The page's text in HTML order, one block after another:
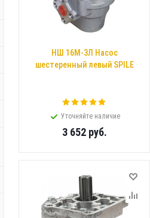
НШ 16М-3Л Насос
шестеренный левый SPILE
Уточняйте наличие
3 652 руб.